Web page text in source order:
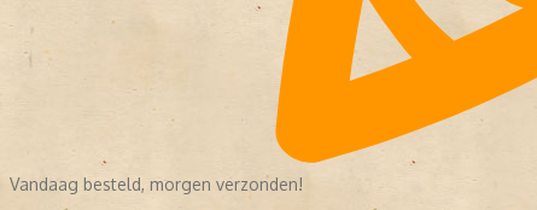
Vandaag besteld, morgen verzonden!